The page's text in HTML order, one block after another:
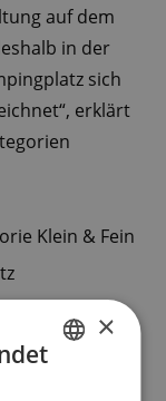
auf dem
in der
sich
erklärt
Klein & Fein
und
×